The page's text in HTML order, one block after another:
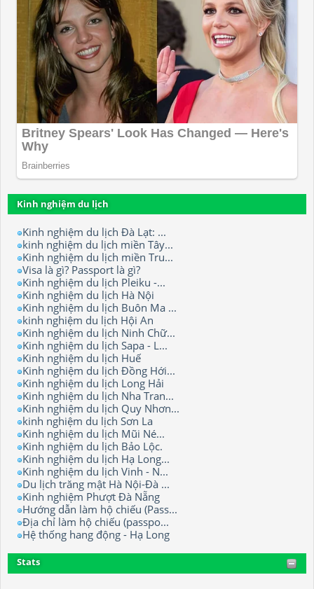
Kinh nghiệm du lịch
Kinh nghiệm du lịch Đà Lạt: ...
kinh nghiệm du lịch miền Tây...
Kinh nghiệm du lịch miền Tru...
Visa là gì? Passport là gì?
Kinh nghiệm du lịch Pleiku -...
Kinh nghiệm du lịch Hà Nội
Kinh nghiệm du lịch Buôn Ma ...
kinh nghiệm du lịch Hội An
Kinh nghiệm du lịch Ninh Chữ...
Kinh nghiệm du lịch Sapa - L...
Kinh nghiệm du lịch Huế
Kinh nghiệm du lịch Đồng Hới...
Kinh nghiệm du lịch Long Hải
Kinh nghiệm du lịch Nha Tran...
Kinh nghiệm du lịch Quy Nhơn...
kinh nghiệm du lịch Sơn La
Kinh nghiệm du lịch Mũi Né...
Kinh nghiệm du lịch Bảo Lộc.
Kinh nghiệm du lịch Hạ Long...
Kinh nghiệm du lịch Vinh - N...
Du lịch trăng mật Hà Nội-Đà ...
Kinh nghiệm Phượt Đà Nẵng
Hướng dẫn làm hộ chiếu (Pass...
Địa chỉ làm hộ chiếu (passpo...
Hệ thống hang động - Hạ Long
Stats